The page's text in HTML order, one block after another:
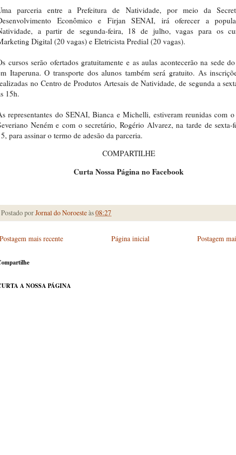
parceria entre a Prefeitura de Natividade, por meio da
Econômico e Firjan SENAI, irá oferecer a
a partir de segunda-feira, 18 de julho, vagas para os
Digital (20 vagas) e Eletricista Predial (20 vagas).
cursos serão ofertados gratuitamente e as aulas acontecerão na sede
Itaperuna. O transporte dos alunos também será gratuito. As
no Centro de Produtos Artesais de Natividade, de segunda a
15h.
representantes do SENAI, Bianca e Michelli, estiveram reunidas com
Neném e com o secretário, Rogério Alvarez, na tarde de sexta-
para assinar o termo de adesão da parceria.
COMPARTILHE
Curta Nossa Página no Facebook
Postado porJornal do Noroesteàs08:27
Postagem mais recente Postagem
Página inicial
A NOSSA PÁGINA